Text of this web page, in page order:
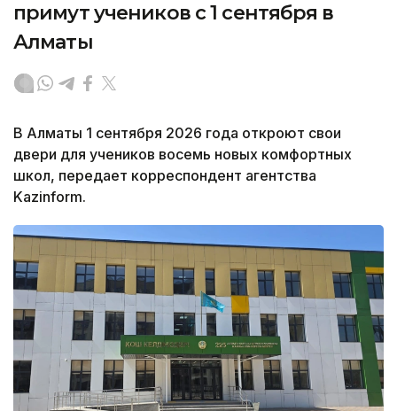
примут учеников с 1 сентября в
Алматы
В Алматы 1 сентября 2026 года откроют свои
двери для учеников восемь новых комфортных
школ, передает корреспондент агентства
Kazinform.